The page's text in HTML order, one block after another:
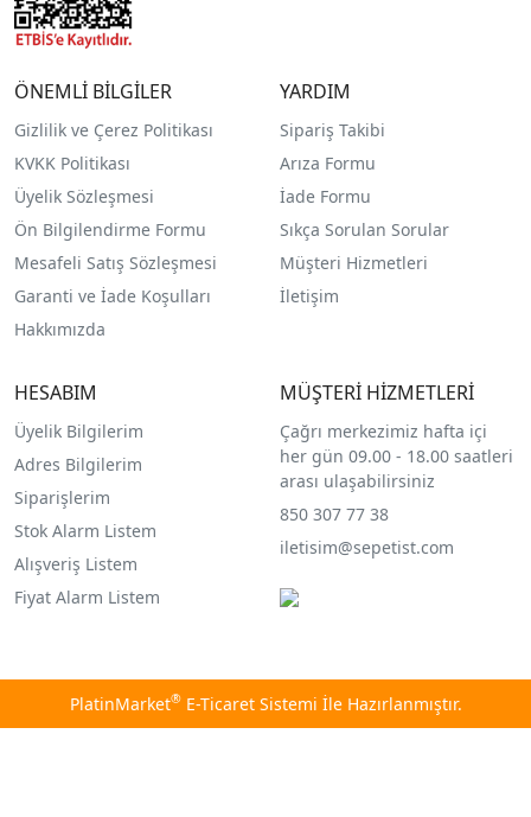
ÖNEMLİ BİLGİLER
Gizlilik ve Çerez Politikası
KVKK Politikası
Üyelik Sözleşmesi
Ön Bilgilendirme Formu
Mesafeli Satış Sözleşmesi
Garanti ve İade Koşulları
Hakkımızda
YARDIM
Sipariş Takibi
Arıza Formu
İade Formu
Sıkça Sorulan Sorular
Müşteri Hizmetleri
İletişim
HESABIM
Üyelik Bilgilerim
Adres Bilgilerim
Siparişlerim
Stok Alarm Listem
Alışveriş Listem
Fiyat Alarm Listem
MÜŞTERİ HİZMETLERİ
Çağrı merkezimiz hafta içi
her gün 09.00 - 18.00 saatleri
arası ulaşabilirsiniz
850 307 77 38
iletisim@sepetist.com
PlatinMarket®E-Ticaret Sistemi İle Hazırlanmıştır.